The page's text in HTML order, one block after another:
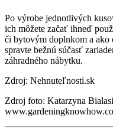
Po výrobe jednotlivých
ich môžete začať ihneď
či bytovým doplnkom a ako
spravte bežnú súčasť
záhradného nábytku.
Zdroj: Nehnuteľnosti.sk
Zdroj foto: Katarzyna